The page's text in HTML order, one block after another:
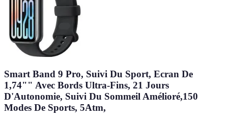
Smart Band 9 Pro, Suivi Du Sport, Ecran De
1,74"" Avec Bords Ultra-Fins, 21 Jours
D'Autonomie, Suivi Du Sommeil Amélioré,150
Modes De Sports, 5Atm,